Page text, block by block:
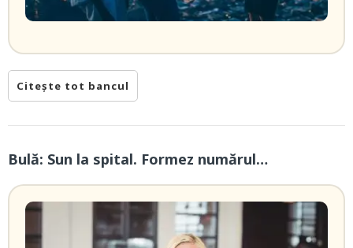
Citește tot bancul
Bulă: Sun la spital. Formez numărul…